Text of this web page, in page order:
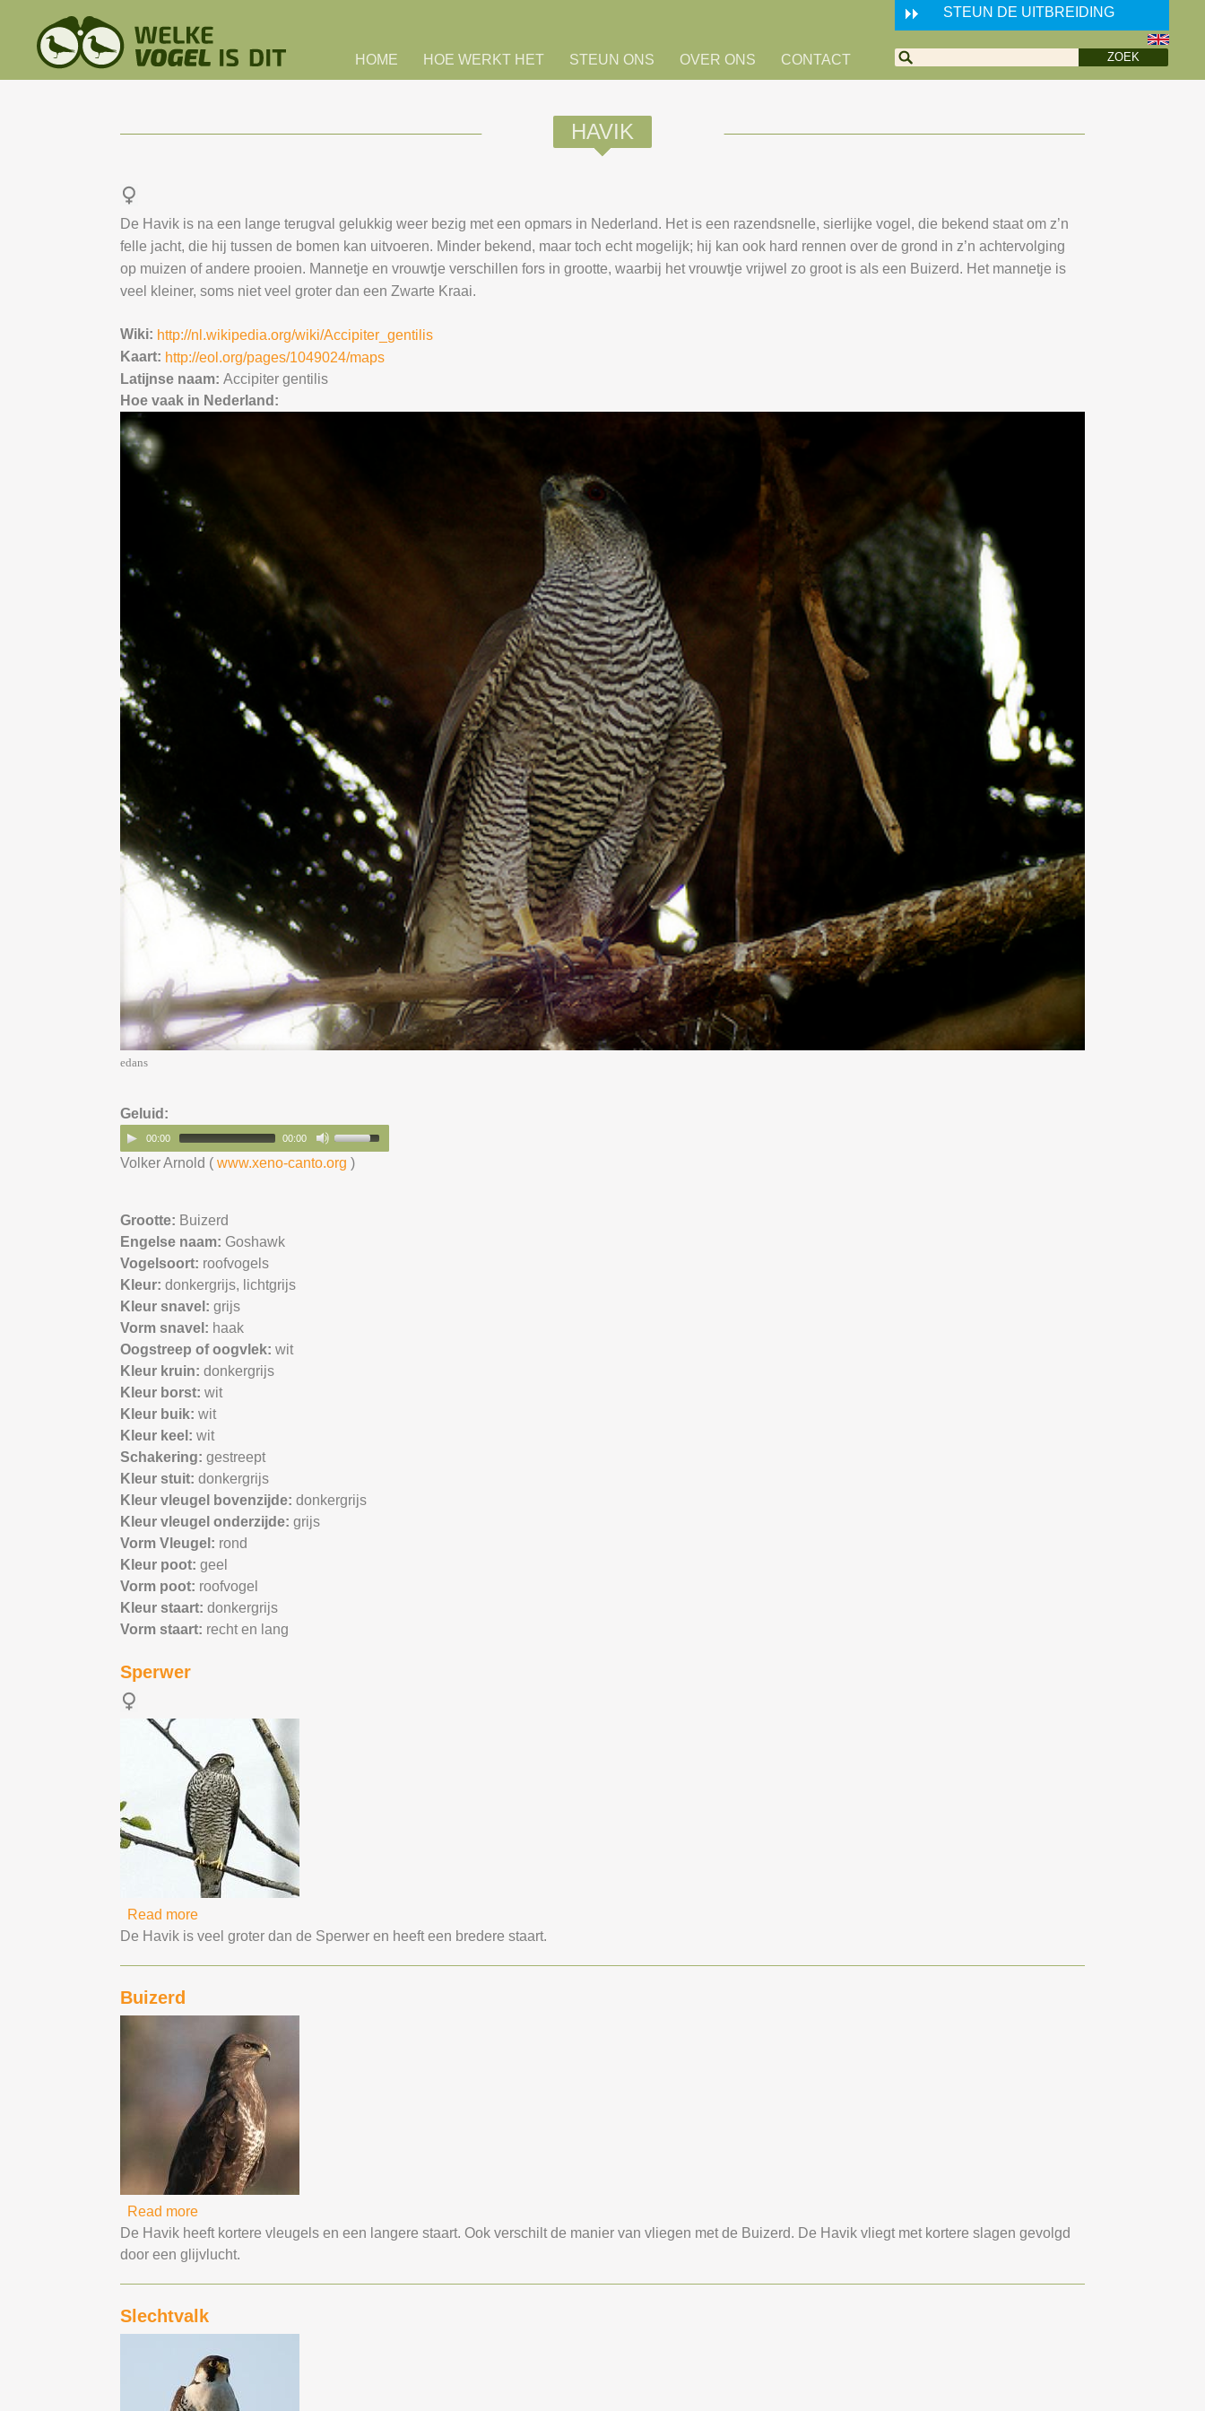
STEUN DE UITBREIDING
HOME HOE WERKT HET STEUN ONS OVER ONS CONTACT
HAVIK
De Havik is na een lange terugval gelukkig weer bezig met een opmars in Nederland. Het is een razendsnelle, sierlijke vogel, die bekend staat om z’n
felle jacht, die hij tussen de bomen kan uitvoeren. Minder bekend, maar toch echt mogelijk; hij kan ook hard rennen over de grond in z’n achtervolging
op muizen of andere prooien. Mannetje en vrouwtje verschillen fors in grootte, waarbij het vrouwtje vrijwel zo groot is als een Buizerd. Het mannetje is
veel kleiner, soms niet veel groter dan een Zwarte Kraai.
Wiki: http://nl.wikipedia.org/wiki/Accipiter_gentilis
Kaart: http://eol.org/pages/1049024/maps
Latijnse naam:Accipiter gentilis
Hoe vaak in Nederland:
edans
Geluid:
00:00 00:00
Volker Arnold (www.xeno-canto.org )
Grootte: Buizerd
Engelse naam: Goshawk
Vogelsoort: roofvogels
Kleur:donkergrijs, lichtgrijs
Kleur snavel:grijs
Vorm snavel: haak
Oogstreep of oogvlek:wit
Kleur kruin:donkergrijs
Kleur borst:wit
Kleur buik:wit
Kleur keel:wit
Schakering:gestreept
Kleur stuit:donkergrijs
Kleur vleugel bovenzijde:donkergrijs
Kleur vleugel onderzijde:grijs
Vorm Vleugel: rond
Kleur poot:geel
Vorm poot: roofvogel
Kleur staart:donkergrijs
Vorm staart: recht en lang
Sperwer
Read more
De Havik is veel groter dan de Sperwer en heeft een bredere staart.
Buizerd
Read more
De Havik heeft kortere vleugels en een langere staart. Ook verschilt de manier van vliegen met de Buizerd. De Havik vliegt met kortere slagen gevolgd
door een glijvlucht.
Slechtvalk